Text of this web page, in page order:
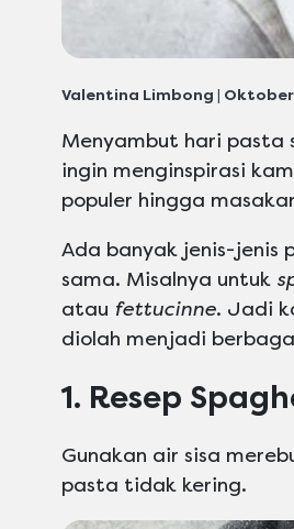
Valentina Limbong | Oktober
Menyambut hari pasta
ingin menginspirasi
populer hingga
Ada banyak jenis-jenis
sama. Misalnya untuk
atau fettucinne. Jadi
diolah menjadi
1. Resep
Gunakan air sisa
pasta tidak kering.